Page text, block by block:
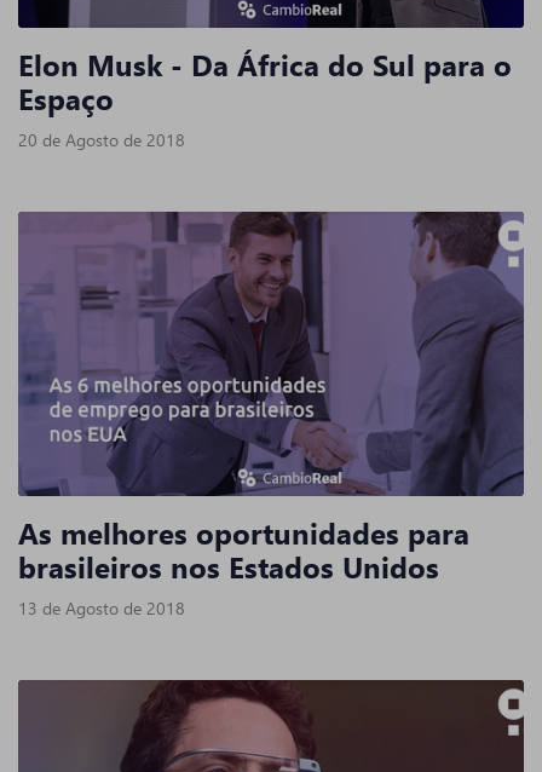
Elon Musk - Da África do Sul para o
Espaço
20 de Agosto de 2018
As melhores oportunidades para
brasileiros nos Estados Unidos
13 de Agosto de 2018